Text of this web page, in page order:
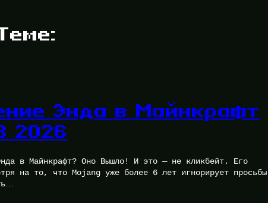
Энда в Майнкрафт
2026
в Майнкрафт? Оно Вышло! И это — не кликбейт. Его
на то, что Mojang уже более 6 лет игнорирует просьбы